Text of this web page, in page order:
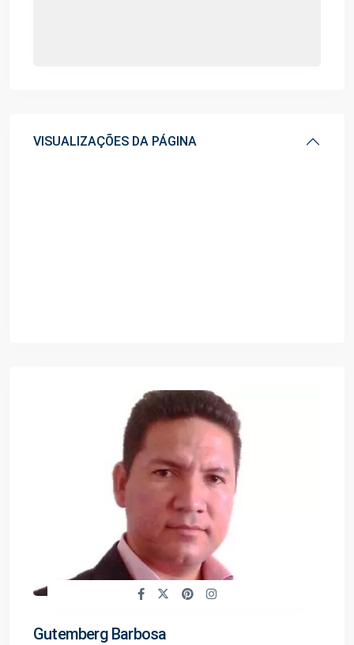
VISUALIZAÇÕES DA PÁGINA
Gutemberg Barbosa